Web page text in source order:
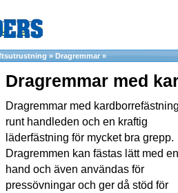
»Dragremmar»
Dragremmar med
Dragremmar med
runt handleden och en kraftig
läderfästning för mycket bra grepp.
Dragremmen kan fästas lätt med
hand och även användas för
pressövningar och ger då stöd för